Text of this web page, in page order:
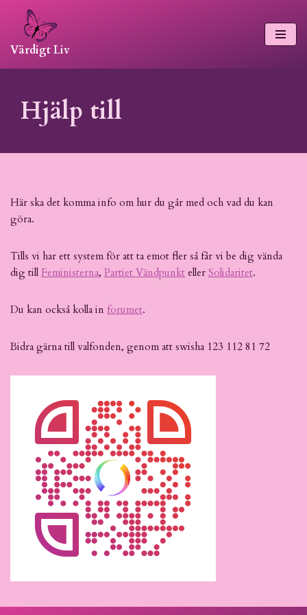
Hoppa
till
innehåll
Värdigt Liv
Hjälp till
Här ska det komma info om hur du går med och vad du kan
göra.
Tills vi har ett system för att ta emot fler så får vi be dig vända
dig till Feministerna, Partiet Vändpunkt eller Solidaritet.
Du kan också kolla in forumet.
Bidra gärna till valfonden, genom att swisha 123 112 81 72